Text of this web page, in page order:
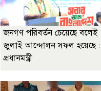
জনগণ পরিবর্তন চেয়েছে বলেই
জুলাই আন্দোলন সফল হয়েছে :
প্রধানমন্ত্রী